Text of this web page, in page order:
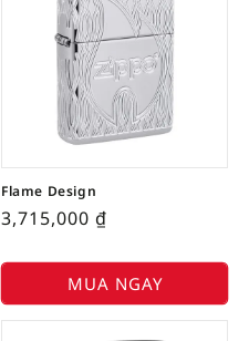
Flame Design
3,715,000 ₫
MUA NGAY